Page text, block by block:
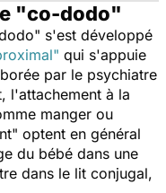
"co-dodo"
s'est développé
qui s'appuie
par le psychiatre
l'attachement à la
manger ou
optent en général
du bébé dans une
dans le lit conjugal,